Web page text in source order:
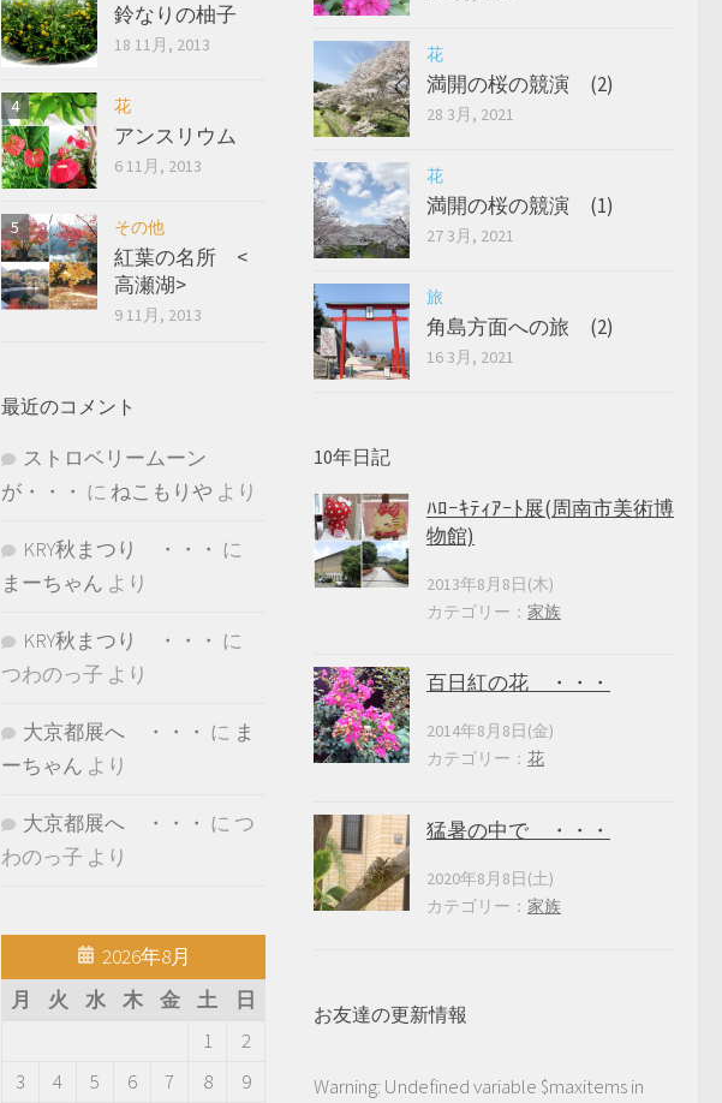
花
満開の桜の競演 (2)
28 3月, 2021
花
満開の桜の競演 (1)
27 3月, 2021
旅
角島方面への旅 (2)
16 3月, 2021
10年日記
ﾊﾛｰｷﾃｨｱｰﾄ展(周南市美術博
物館)
2013年8月8日(木)
カテゴリー： 家族
百日紅の花 ・・・
2014年8月8日(金)
カテゴリー： 花
猛暑の中で ・・・
2020年8月8日(土)
カテゴリー： 家族
お友達の更新情報
Warning: Undefined variable $maxitems in
鈴なりの柚子
18 11月, 2013
花
アンスリウム
6 11月, 2013
その他
紅葉の名所 <
高瀬湖>
9 11月, 2013
最近のコメント
ストロベリームーン
が・・・ に ねこもりや より
KRY秋まつり ・・・ に
まーちゃん より
KRY秋まつり ・・・ に
つわのっ子 より
大京都展へ ・・・ に ま
ーちゃん より
大京都展へ ・・・ に つ
わのっ子 より
2026年8月
月
火 水 木 金 土
日
1
2
3
4 5 6 7 8
9